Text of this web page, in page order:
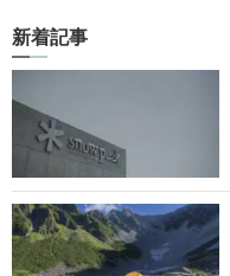
新着記事